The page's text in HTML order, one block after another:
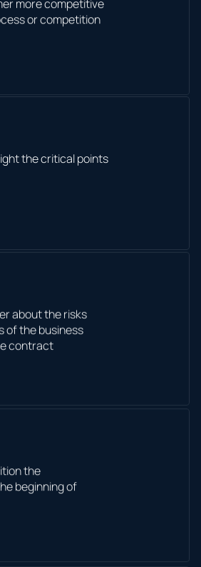
more competitive
or competition
the critical points
about the risks
of the business
contract
the
beginning of